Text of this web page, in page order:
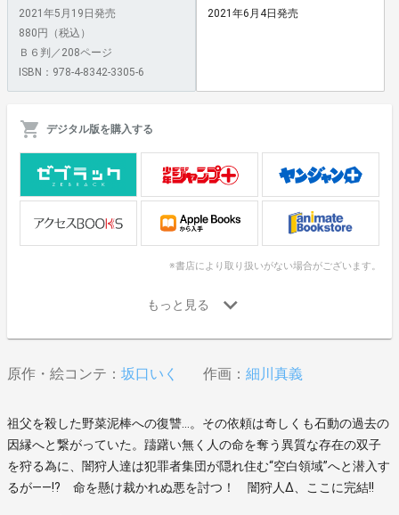
2021年5月19日発売
880円（税込）
Ｂ６判／208ページ
ISBN：978-4-8342-3305-6
2021年6月4日発売
デジタル版を購入する
※書店により取り扱いがない場合がございます。
原作・絵コンテ： 坂口いく 作画： 細川真義
祖父を殺した野菜泥棒への復讐…。その依頼は奇しくも石動の過去の
因縁へと繋がっていた。躊躇い無く人の命を奪う異質な存在の双子
を狩る為に、闇狩人達は犯罪者集団が隠れ住む“空白領域”へと潜入す
るが――!? 命を懸け裁かれぬ悪を討つ！ 闇狩人Δ、ここに完結!!